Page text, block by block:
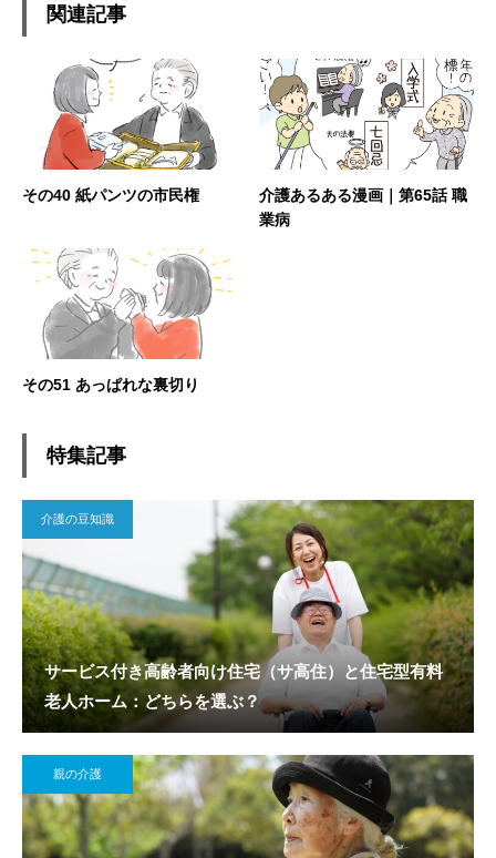
関連記事
その40 紙パンツの市民権
介護あるある漫画｜第65話 職
業病
その51 あっぱれな裏切り
特集記事
介護の豆知識
サービス付き高齢者向け住宅（サ高住）と住宅型有料
老人ホーム：どちらを選ぶ？
親の介護